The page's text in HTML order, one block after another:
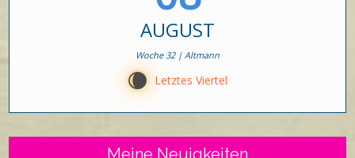
AUGUST
Woche 32 | Altmann
W Letztes Viertel